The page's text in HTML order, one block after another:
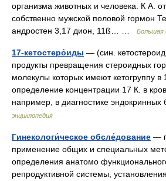
организма животных и человека. К А.
собственно мужской половой гормон
андростен 3,17 дион, 11ß… …
Большая
17-кетостеро́иды — (син.
продукты превращения стероидных
молекулы которых имеют кетогруппу
определение концентрации 17 К. в
например, в диагностике
энциклопедия
Гинекологи́ческое обсле́дование —
применение общих и специальных
определения анатомо
репродуктивной системы,